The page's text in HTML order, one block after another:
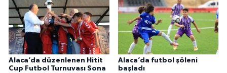
Alaca’da düzenlenen Hitit
Cup Futbol Turnuvası Sona
Alaca’da futbol şöleni
başladı